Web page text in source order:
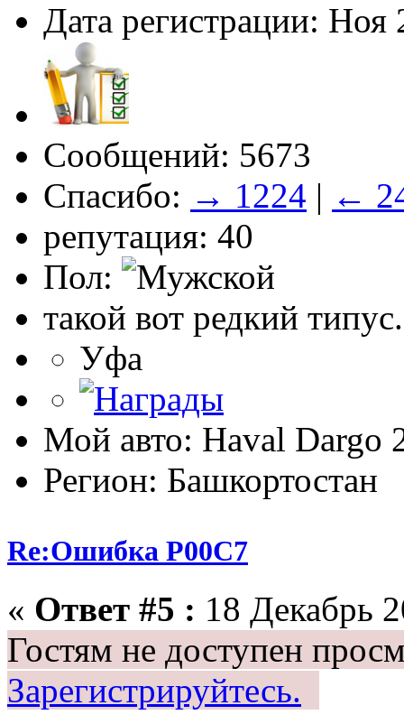
Дата регистрации: Ноя
Сообщений: 5673
Спасибо: → 1224 | ←
репутация: 40
Пол:
такой вот редкий
Уфа
Мой авто: Haval Dargo
Регион: Башкортостан
Re:Ошибка P00C7
« Ответ #5 : 18 Декабрь
Гостям не доступен
Зарегистрируйтесь.